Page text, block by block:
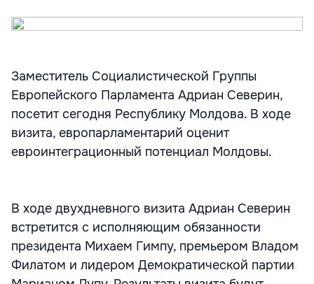
Заместитель Социалистической Группы
Европейского Парламента Адриан Северин,
посетит сегодня Республику Молдова. В ходе
визита, европарламентарий оценит
евроинтеграционный потенциал Молдовы.
В ходе двухдневного визита Адриан Северин
встретится с исполняющим обязанности
президента Михаем Гимпу, премьером Владом
Филатом и лидером Демократической партии